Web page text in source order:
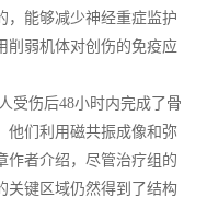
，能够减少神经重症监护
削弱机体对创伤的免疫应
伤后48小时内完成了骨
他们利用磁共振成像和弥
作者介绍，尽管治疗组的
关键区域仍然得到了结构